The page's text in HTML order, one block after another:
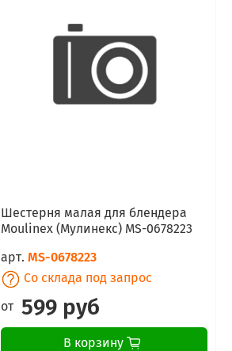
Шестерня малая для блендера
Moulinex (Мулинекс) MS-0678223
арт.MS-0678223
Со склада под запрос
от 599 руб
В корзину